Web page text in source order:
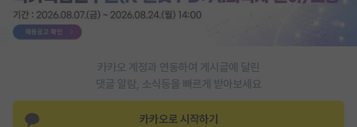
카카오 계정과 연동하여 게시글에 달린
댓글 알람, 소식등을 빠르게 받아보세요
카카오로 시작하기